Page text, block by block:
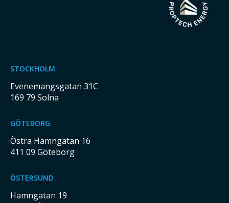
STOCKHOLM
Evenemangsgatan 31C
169 79 Solna
GÖTEBORG
Östra Hamngatan 16
411 09 Göteborg
ÖSTERSUND
Hamngatan 19